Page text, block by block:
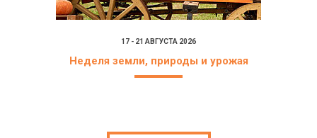
17 - 21 АВГУСТА 2026
Неделя земли, природы и урожая